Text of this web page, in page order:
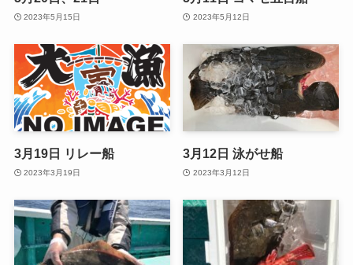
2023年5月15日 2023年5月12日
3月19日 リレー船
2023年3月19日
3月12日 泳がせ船
2023年3月12日